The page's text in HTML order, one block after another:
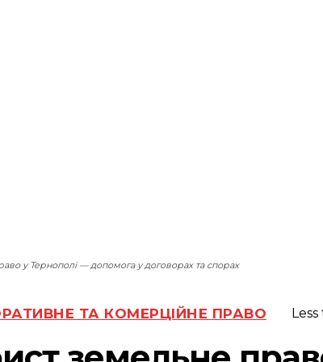
у Тернополі — допомога у договорах та спорах
ТА КОМЕРЦІЙНЕ ПРАВО Less